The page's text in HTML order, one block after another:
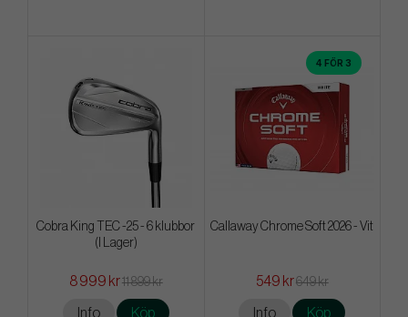
Cobra King TEC -25 - 6 klubbor
(I Lager)
8 999 kr11 899 kr
Info Köp
4 FÖR 3
Callaway Chrome Soft 2026 - Vit
549 kr649 kr
Info Köp